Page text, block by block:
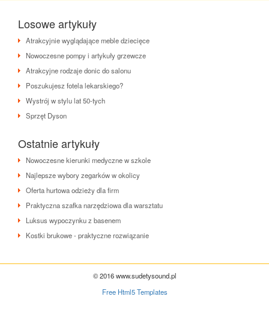
Losowe artykuły
Atrakcyjnie wyglądające meble dziecięce
Nowoczesne pompy i artykuły grzewcze
Atrakcyjne rodzaje donic do salonu
Poszukujesz fotela lekarskiego?
Wystrój w stylu lat 50-tych
Sprzęt Dyson
Ostatnie artykuły
Nowoczesne kierunki medyczne w szkole
Najlepsze wybory zegarków w okolicy
Oferta hurtowa odzieży dla firm
Praktyczna szafka narzędziowa dla warsztatu
Luksus wypoczynku z basenem
Kostki brukowe - praktyczne rozwiązanie
© 2016 www.sudetysound.pl
Free Html5 Templates